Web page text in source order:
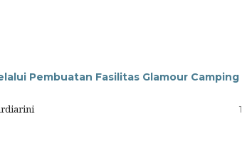
Pembuatan Fasilitas Glamour Camping